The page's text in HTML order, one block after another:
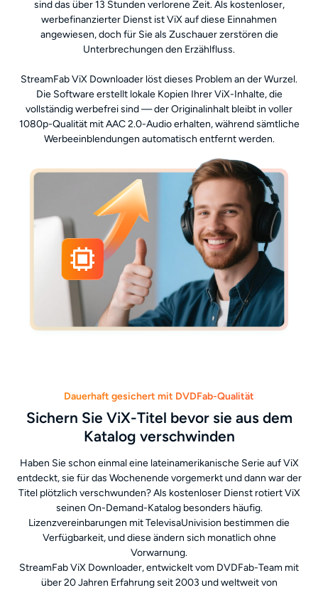
sind das über 13 Stunden verlorene Zeit. Als kostenloser,
werbefinanzierter Dienst ist ViX auf diese Einnahmen
angewiesen, doch für Sie als Zuschauer zerstören die
Unterbrechungen den Erzählfluss.
StreamFab ViX Downloader löst dieses Problem an der Wurzel.
Die Software erstellt lokale Kopien Ihrer ViX-Inhalte, die
vollständig werbefrei sind — der Originalinhalt bleibt in voller
1080p-Qualität mit AAC 2.0-Audio erhalten, während sämtliche
Werbeeinblendungen automatisch entfernt werden.
Dauerhaft gesichert mit DVDFab-Qualität
Sichern Sie ViX-Titel bevor sie aus dem
Katalog verschwinden
Haben Sie schon einmal eine lateinamerikanische Serie auf ViX
entdeckt, sie für das Wochenende vorgemerkt und dann war der
Titel plötzlich verschwunden? Als kostenloser Dienst rotiert ViX
seinen On-Demand-Katalog besonders häufig.
Lizenzvereinbarungen mit TelevisaUnivision bestimmen die
Verfügbarkeit, und diese ändern sich monatlich ohne
Vorwarnung.
StreamFab ViX Downloader, entwickelt vom DVDFab-Team mit
über 20 Jahren Erfahrung seit 2003 und weltweit von